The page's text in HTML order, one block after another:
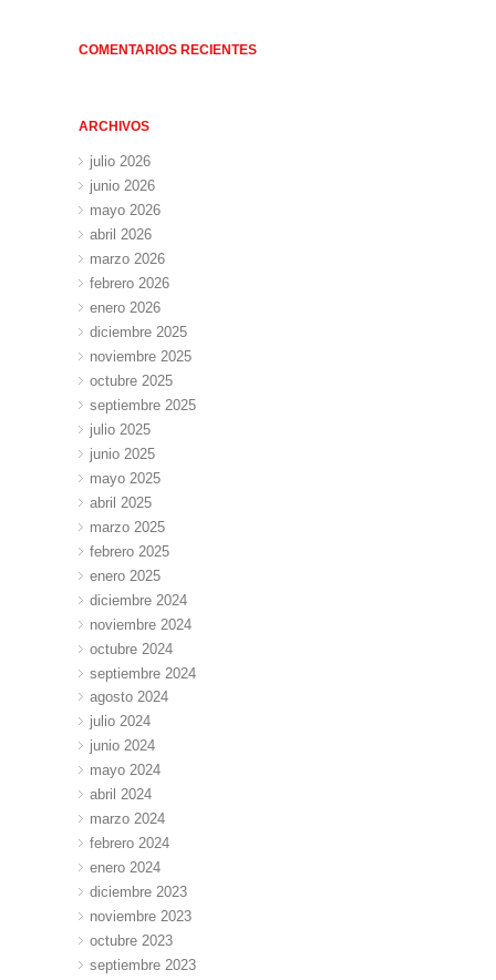
COMENTARIOS RECIENTES
ARCHIVOS
julio 2026
junio 2026
mayo 2026
abril 2026
marzo 2026
febrero 2026
enero 2026
diciembre 2025
noviembre 2025
octubre 2025
septiembre 2025
julio 2025
junio 2025
mayo 2025
abril 2025
marzo 2025
febrero 2025
enero 2025
diciembre 2024
noviembre 2024
octubre 2024
septiembre 2024
agosto 2024
julio 2024
junio 2024
mayo 2024
abril 2024
marzo 2024
febrero 2024
enero 2024
diciembre 2023
noviembre 2023
octubre 2023
septiembre 2023